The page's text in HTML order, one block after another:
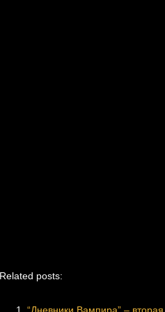
Related posts: